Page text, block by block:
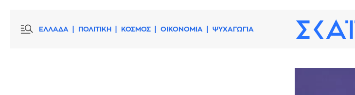
ΕΛΛΑΔΑ ΠΟΛΙΤΙΚΗ ΚΟΣΜΟΣ ΟΙΚΟΝΟΜΙΑ ΨΥΧΑΓΩΓΙΑ